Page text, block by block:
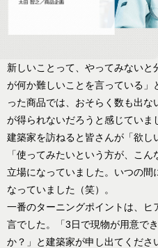
新しいことって、やってみない
が何か難しいことを言っている」
った商品では、おそらく数も出
が得られないだろうと感じていま
建築家を訪ねると皆さんが「欲し
「使ってみたいという方が、こ
立場になっていました。いつの間
なっていました（笑）。
一番のターニングポイントは、
言でした。「3日で現物が用意で
か？」と建築家が申し出てくださ